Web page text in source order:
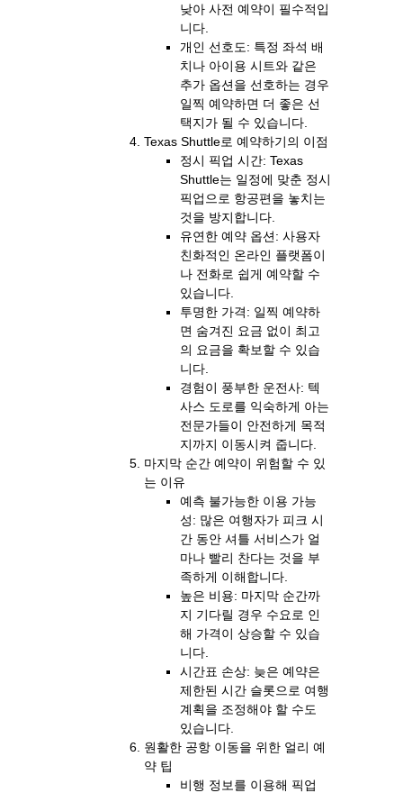
낮아 사전 예약이 필수적입
니다.
개인 선호도: 특정 좌석 배
치나 아이용 시트와 같은
추가 옵션을 선호하는 경우
일찍 예약하면 더 좋은 선
택지가 될 수 있습니다.
Texas Shuttle로 예약하기의 이점
정시 픽업 시간: Texas
Shuttle는 일정에 맞춘 정시
픽업으로 항공편을 놓치는
것을 방지합니다.
유연한 예약 옵션: 사용자
친화적인 온라인 플랫폼이
나 전화로 쉽게 예약할 수
있습니다.
투명한 가격: 일찍 예약하
면 숨겨진 요금 없이 최고
의 요금을 확보할 수 있습
니다.
경험이 풍부한 운전사: 텍
사스 도로를 익숙하게 아는
전문가들이 안전하게 목적
지까지 이동시켜 줍니다.
마지막 순간 예약이 위험할 수 있
는 이유
예측 불가능한 이용 가능
성: 많은 여행자가 피크 시
간 동안 셔틀 서비스가 얼
마나 빨리 찬다는 것을 부
족하게 이해합니다.
높은 비용: 마지막 순간까
지 기다릴 경우 수요로 인
해 가격이 상승할 수 있습
니다.
시간표 손상: 늦은 예약은
제한된 시간 슬롯으로 여행
계획을 조정해야 할 수도
있습니다.
원활한 공항 이동을 위한 얼리 예
약 팁
비행 정보를 이용해 픽업